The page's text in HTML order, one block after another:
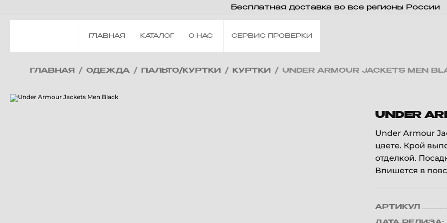
Бесплатная доставка во все регионы России
ГЛАВНАЯ КАТАЛОГ О НАС СЕРВИС ПРОВЕРКИ
ГЛАВНАЯ / ОДЕЖДА / ПАЛЬТО/КУРТКИ / КУРТКИ / UNDER ARMOUR JACKETS MEN
UNDER
Under Armour
цвете. Крой
отделкой.
Впишется в
АРТИКУЛ